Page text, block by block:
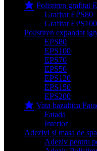
Polistiren grafitat
Grafitat EPS80
Grafitat EPS100
Polistiren expandat
EPS80
EPS100
EPS70
EPS50
EPS120
EPS150
EPS200
Vata bazaltica
Fatada
Interior
Adezivi si masa de
Adeziv pentru